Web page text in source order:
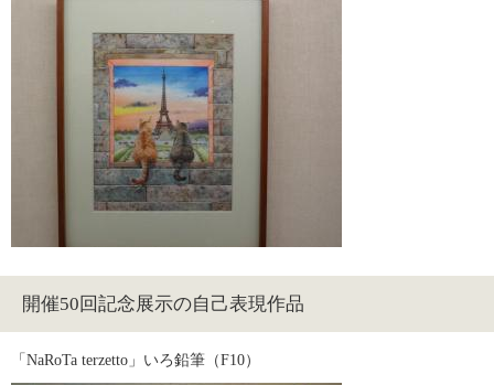
開催50回記念展示の自己表現作品
「NaRoTa terzetto」いろ鉛筆（F10）